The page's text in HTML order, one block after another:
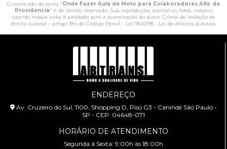
O conteúdo do texto "Onde Fazer Aula de Moto para Colaboradores Alto da
Providencia" é de direito reservado. Sua reprodução, parcial ou total, mesmo
citando nossos links, é proibida sem a autorização do autor. Crime de violação de
direito autoral – artigo 184 do Código Penal – Lei 9610/98 - Lei de direitos autorais.
ENDEREÇO
Av. Cruzeiro do Sul, 1100, Shopping D, Piso G3 - Canindé São Paulo -
SP - CEP: 04648-071
HORÁRIO DE ATENDIMENTO
Segunda à Sexta: 9:00h às 18:00h